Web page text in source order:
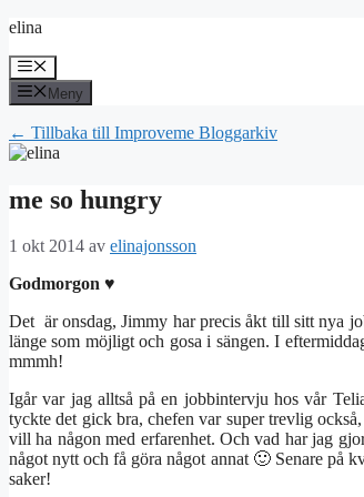
Hoppa
innehåll
elina
Meny
Meny
← Tillbaka till Improveme Bloggarkiv
me so hungry
1 okt 2014 av elinajonsson
Godmorgon ♥
Det är onsdag, Jimmy har precis åkt till sitt nya
länge som möjligt och gosa i sängen. I
mmmh!
Igår var jag alltså på en jobbintervju hos vår
tyckte det gick bra, chefen var super trevlig
vill ha någon med erfarenhet. Och vad har jag
något nytt och få göra något annat 🙂 Senare på
saker!